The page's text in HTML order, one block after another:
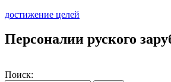
достижение целей
Персоналии руского
Поиск: